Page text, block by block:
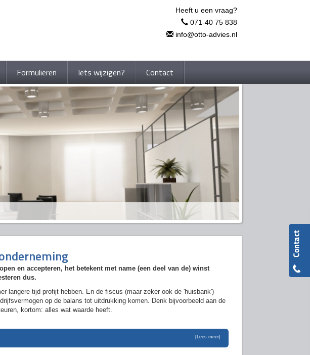
Heeft u een vraag?
071-40 75 838
info@otto-advies.nl
Formulieren Iets wijzigen? Contact
en accepteren, het betekent met name (een deel van de) winst
dus.
langere tijd profijt hebben. En de fiscus (maar zeker ook de 'huisbank')
op de balans tot uitdrukking komen. Denk bijvoorbeeld aan de
kortom: alles wat waarde heeft.
[Lees meer]